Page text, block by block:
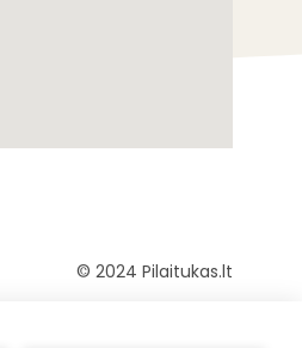
© 2024 Pilaitukas.lt